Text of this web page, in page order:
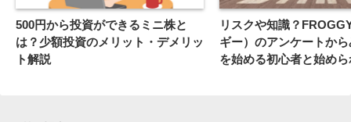
500円から投資ができるミニ株と
は？少額投資のメリット・デメリッ
ト解説
リスクや知識？
ギー）のアンケートか
を始める初心者と始め